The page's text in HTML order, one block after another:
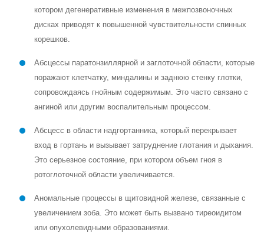
котором дегенеративные изменения в межпозвоночных
дисках приводят к повышенной чувствительности спинных
корешков.
Абсцессы паратонзиллярной и заглоточной области, которые
поражают клетчатку, миндалины и заднюю стенку глотки,
сопровождаясь гнойным содержимым. Это часто связано с
ангиной или другим воспалительным процессом.
Абсцесс в области надгортанника, который перекрывает
вход в гортань и вызывает затруднение глотания и дыхания.
Это серьезное состояние, при котором объем гноя в
ротоглоточной области увеличивается.
Аномальные процессы в щитовидной железе, связанные с
увеличением зоба. Это может быть вызвано тиреоидитом
или опухолевидными образованиями.